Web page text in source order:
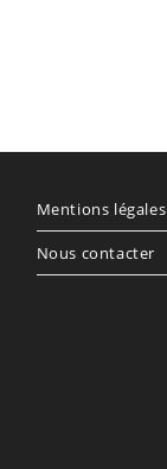
Mentions légales
Nous contacter